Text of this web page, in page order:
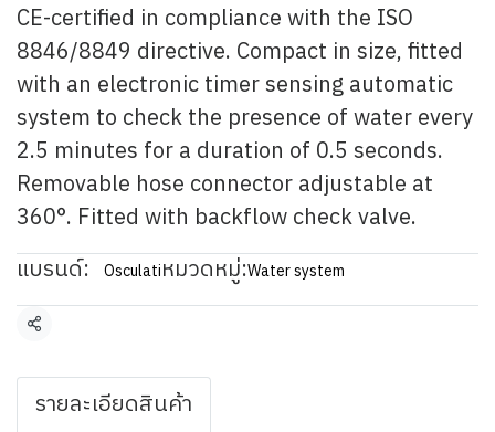
CE-certified in compliance with the ISO
8846/8849 directive. Compact in size, fitted
with an electronic timer sensing automatic
system to check the presence of water every
2.5 minutes for a duration of 0.5 seconds.
Removable hose connector adjustable at
360°. Fitted with backflow check valve.
แบรนด์:
Osculatiหมวดหมู่:Water system
แชร์
รายละเอียดสินค้า